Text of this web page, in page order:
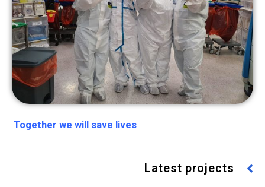
Together we will save lives
Latest projects